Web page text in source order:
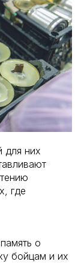
для них
где
о
бойцам и их